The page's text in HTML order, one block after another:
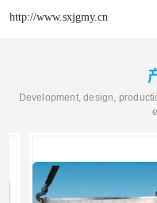
http://www.sxjgmy.cn
Development, design,